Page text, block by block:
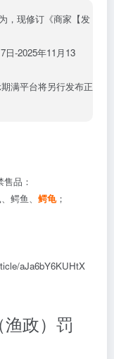
，现修订《商家【发
日-2025年11月13
满平台将另行发布正
品：
鳄鱼、 鳄龟；
aJa6bY6KUHtX
政）罚